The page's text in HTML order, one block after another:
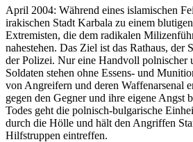
April 2004: Während eines islamischen
irakischen Stadt Karbala zu einem
Extremisten, die dem radikalen
nahestehen. Das Ziel ist das Rathaus, der
der Polizei. Nur eine Handvoll polnischer
Soldaten stehen ohne Essens- und
von Angreifern und deren Waffenarsenal
gegen den Gegner und ihre eigene Angst
Todes geht die polnisch-bulgarische
durch die Hölle und hält den Angriffen
Hilfstruppen eintreffen.